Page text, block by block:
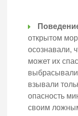
открытом
осознавали,
может их
выбрасывали
взывали
опасность
своим